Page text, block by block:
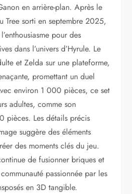
en arrière-plan. Après le
Tree sorti en septembre 2025,
pour des
dans l’univers d’Hyrule. Le
et Zelda sur une plateforme,
promettant un duel
environ 1 000 pièces, ce set
adultes, comme son
pièces. Les détails précis
suggère des éléments
des moments clés du jeu.
de fusionner briques et
passionnée par les
en 3D tangible.